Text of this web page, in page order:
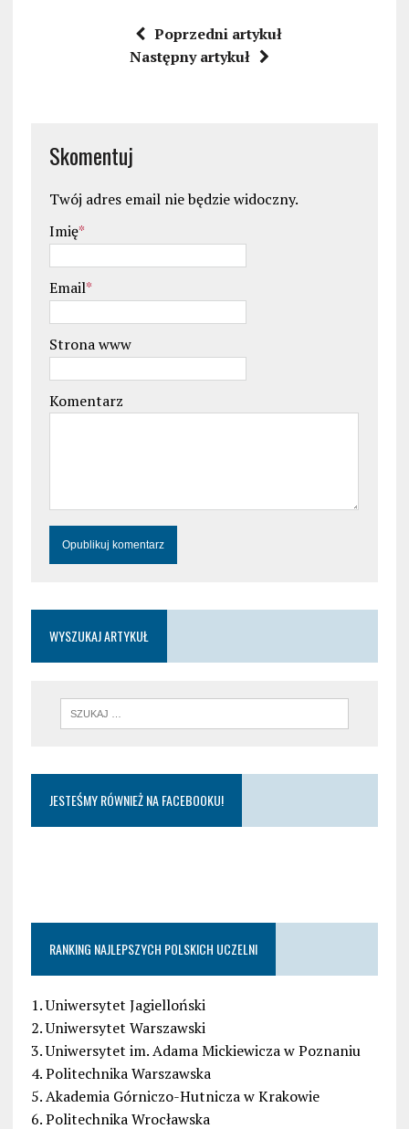
Poprzedni artykuł
Następny artykuł
Skomentuj
Twój adres email nie będzie widoczny.
Imię*
Email*
Strona www
Komentarz
WYSZUKAJ ARTYKUŁ
JESTEŚMY RÓWNIEŻ NA FACEBOOKU!
RANKING NAJLEPSZYCH POLSKICH UCZELNI
1. Uniwersytet Jagielloński
2. Uniwersytet Warszawski
3. Uniwersytet im. Adama Mickiewicza w Poznaniu
4. Politechnika Warszawska
5. Akademia Górniczo-Hutnicza w Krakowie
6. Politechnika Wrocławska